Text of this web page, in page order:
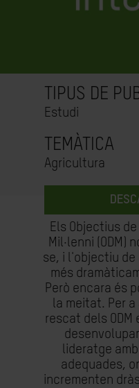
TIPUS DE
Estudi
TEMÀTICA
Agricultura
Els Objectius
Mil·lenni (ODM)
se, i l'objectiu de
més
Però encara és
la meitat. Per
rescat dels
lideratge
adequades,
incrementen